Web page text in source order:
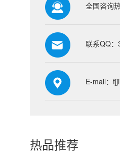
全国咨询
联系QQ
E-mail：
热品推荐